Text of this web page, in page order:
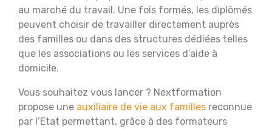
au marché du travail. Une fois formés, les diplômés
peuvent choisir de travailler directement auprès
des familles ou dans des structures dédiées telles
que les associations ou les services d’aide à
domicile.
Vous souhaitez vous lancer ? Nextformation
propose une auxiliaire de vie aux familles reconnue
par l’Etat permettant, grâce à des formateurs